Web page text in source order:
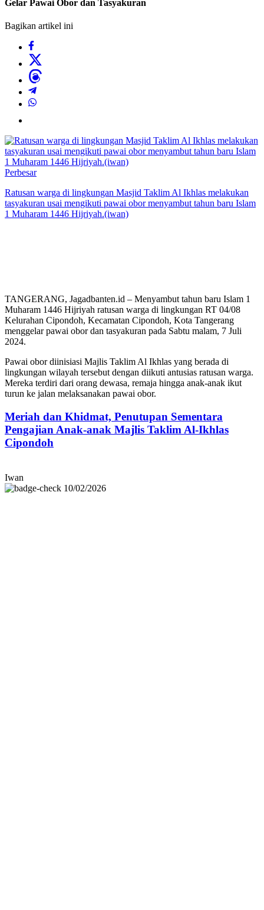
Gelar Pawai Obor dan Tasyakuran
Bagikan artikel ini
Perbesar
Ratusan warga di lingkungan Masjid Taklim Al Ikhlas melakukan
tasyakuran usai mengikuti pawai obor menyambut tahun baru Islam
1 Muharam 1446 Hijriyah.(iwan)
TANGERANG, Jagadbanten.id – Menyambut tahun baru Islam 1
Muharam 1446 Hijriyah ratusan warga di lingkungan RT 04/08
Kelurahan Cipondoh, Kecamatan Cipondoh, Kota Tangerang
menggelar pawai obor dan tasyakuran pada Sabtu malam, 7 Juli
2024.
Pawai obor diinisiasi Majlis Taklim Al Ikhlas yang berada di
lingkungan wilayah tersebut dengan diikuti antusias ratusan warga.
Mereka terdiri dari orang dewasa, remaja hingga anak-anak ikut
turun ke jalan melaksanakan pawai obor.
Meriah dan Khidmat, Penutupan Sementara
Pengajian Anak-anak Majlis Taklim Al-Ikhlas
Cipondoh
Iwan
10/02/2026